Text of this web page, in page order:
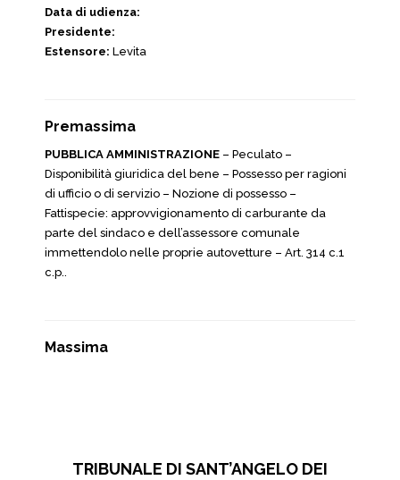
Data di udienza:
Presidente:
Estensore: Levita
Premassima
PUBBLICA AMMINISTRAZIONE – Peculato –
Disponibilità giuridica del bene – Possesso per ragioni
di ufficio o di servizio – Nozione di possesso –
Fattispecie: approvvigionamento di carburante da
parte del sindaco e dell’assessore comunale
immettendolo nelle proprie autovetture – Art. 314 c.1
c.p..
Massima
TRIBUNALE DI SANT’ANGELO DEI